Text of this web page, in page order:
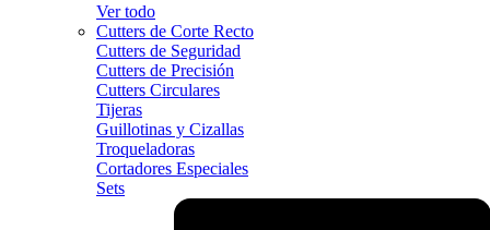
Ver todo
Cutters de Corte Recto
Cutters de Seguridad
Cutters de Precisión
Cutters Circulares
Tijeras
Guillotinas y Cizallas
Troqueladoras
Cortadores Especiales
Sets